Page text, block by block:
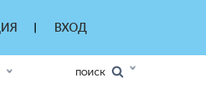
ВХОД
ПОИСК